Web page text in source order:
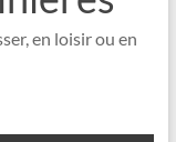
en loisir ou en